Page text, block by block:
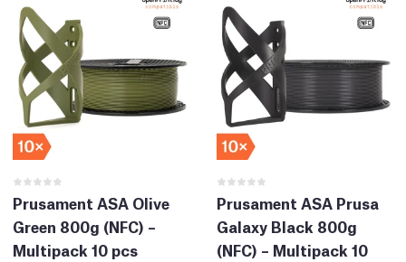
Prusament ASA Olive
Green 800g (NFC) –
Multipack 10 pcs
Prusament ASA Prusa
Galaxy Black 800g
(NFC) – Multipack 10